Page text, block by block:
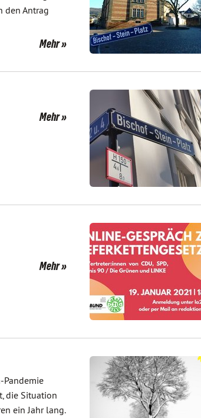
den Antrag
Mehr
Mehr
Mehr
Pandemie
die Situation
ein Jahr lang.